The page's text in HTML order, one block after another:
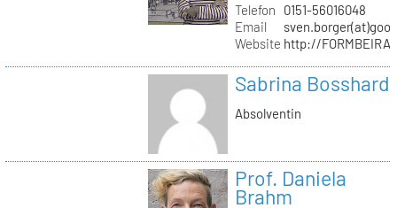
Telefon
0151-56016048
Email
Website http://
Sabrina Bosshard
Absolventin
Prof. Daniela
Brahm